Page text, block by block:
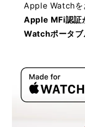
Apple Watchを
Apple MFi認証
Watchポータブ